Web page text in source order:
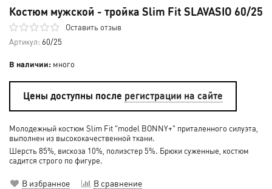
Костюм мужской - тройка Slim Fit SLAVASIO 60/25
Оставить отзыв
Артикул: 60/25
В наличии: много
Цены доступны после регистрации на сайте
Молодежный костюм Slim Fit "model BONNY+" приталенного силуэта,
выполнен из высококачественной ткани.
Шерсть 85%, вискоза 10%, полиэстер 5%. Брюки суженные, костюм
садится строго по фигуре.
В избранное В сравнение